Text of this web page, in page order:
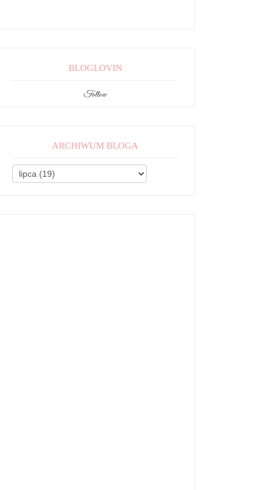
BLOGLOVIN
Follow
ARCHIWUM BLOGA